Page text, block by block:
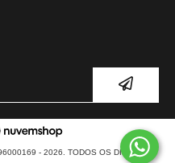
- 2026. TODOS OS DIREITOS